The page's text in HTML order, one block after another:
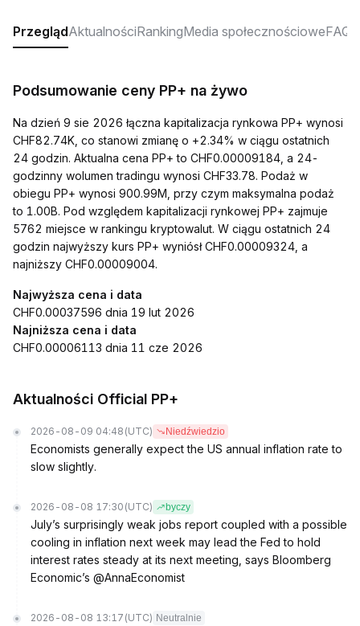
PrzeglądAktualnościRankingMedia społecznościoweFAQ
Podsumowanie ceny PP+ na żywo
Na dzień 9 sie 2026 łączna kapitalizacja rynkowa PP+ wynosi
CHF82.74K, co stanowi zmianę o +2.34% w ciągu ostatnich
24 godzin. Aktualna cena PP+ to CHF0.00009184, a 24-
godzinny wolumen tradingu wynosi CHF33.78. Podaż w
obiegu PP+ wynosi 900.99M, przy czym maksymalna podaż
to 1.00B. Pod względem kapitalizacji rynkowej PP+ zajmuje
5762 miejsce w rankingu kryptowalut. W ciągu ostatnich 24
godzin najwyższy kurs PP+ wyniósł CHF0.00009324, a
najniższy CHF0.00009004.
Najwyższa cena i data
CHF0.00037596 dnia 19 lut 2026
Najniższa cena i data
CHF0.00006113 dnia 11 cze 2026
Aktualności Official PP+
2026-08-09 04:48 (UTC) Niedźwiedzio
Economists generally expect the US annual inflation rate to
slow slightly.
2026-08-08 17:30 (UTC) byczy
July’s surprisingly weak jobs report coupled with a possible
cooling in inflation next week may lead the Fed to hold
interest rates steady at its next meeting, says Bloomberg
Economic’s @AnnaEconomist
2026-08-08 13:17 (UTC) Neutralnie